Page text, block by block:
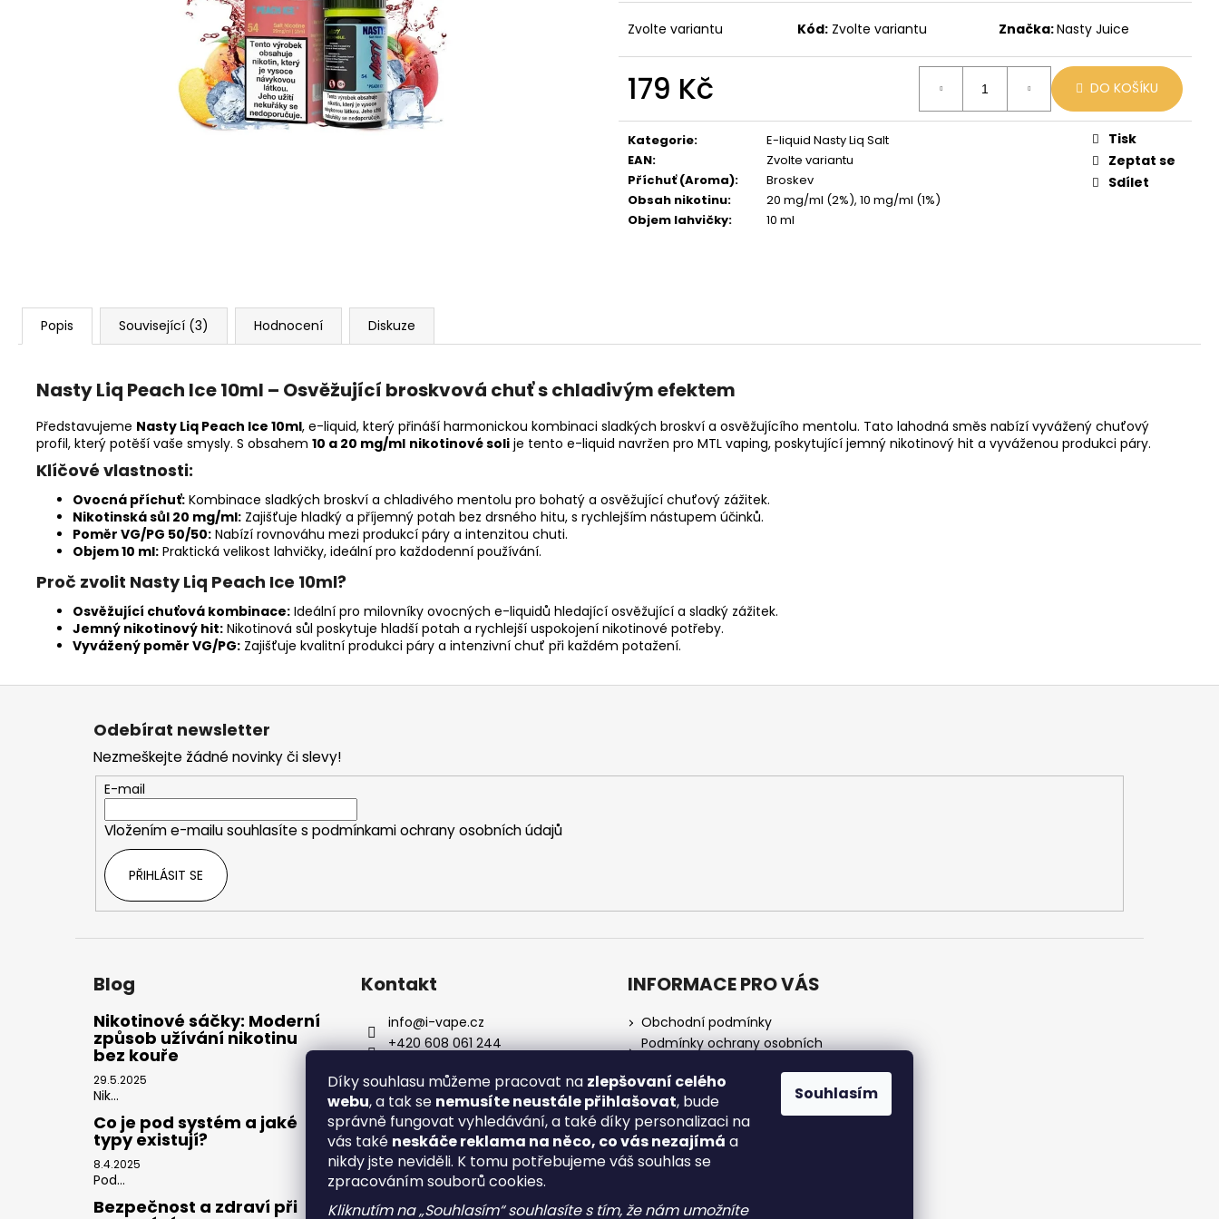
Díky souhlasu můžeme pracovat na zlepšovaní celého
webu, a tak se nemusíte neustále přihlašovat, bude
správně fungovat vyhledávání, a také díky personalizaci na
vás také neskáče reklama na něco, co vás nezajímá a
nikdy jste neviděli. K tomu potřebujeme váš souhlas se
zpracováním souborů cookies.
Kliknutím na „Souhlasím“ souhlasíte s tím, že nám umožníte
Souhlasím
Zvolte variantu Kód: Zvolte variantu Značka:Nasty Juice
179 Kč
cena:
DO KOŠÍKU
Kategorie:
E-liquid Nasty Liq Salt
EAN:
Zvolte variantu
Příchuť (Aroma):
Broskev
Obsah nikotinu:
20 mg/ml (2%), 10 mg/ml (1%)
Objem lahvičky: 10 ml
Tisk
Zeptat se
Sdílet
Popis Související (3) Hodnocení Diskuze
Nasty Liq Peach Ice 10ml – Osvěžující broskvová chuť s chladivým efektem
Představujeme Nasty Liq Peach Ice 10ml, e-liquid, který přináší harmonickou kombinaci sladkých broskví a osvěžujícího mentolu. Tato lahodná směs nabízí vyvážený chuťový
profil, který potěší vaše smysly. S obsahem 10 a 20 mg/ml nikotinové soli je tento e-liquid navržen pro MTL vaping, poskytující jemný nikotinový hit a vyváženou produkci páry.
Klíčové vlastnosti:
Ovocná příchuť: Kombinace sladkých broskví a chladivého mentolu pro bohatý a osvěžující chuťový zážitek.
Nikotinská sůl 20 mg/ml: Zajišťuje hladký a příjemný potah bez drsného hitu, s rychlejším nástupem účinků.
Poměr VG/PG 50/50: Nabízí rovnováhu mezi produkcí páry a intenzitou chuti.
Objem 10 ml: Praktická velikost lahvičky, ideální pro každodenní používání.
Proč zvolit Nasty Liq Peach Ice 10ml?
Osvěžující chuťová kombinace: Ideální pro milovníky ovocných e-liquidů hledající osvěžující a sladký zážitek.
Jemný nikotinový hit: Nikotinová sůl poskytuje hladší potah a rychlejší uspokojení nikotinové potřeby.
Vyvážený poměr VG/PG: Zajišťuje kvalitní produkci páry a intenzivní chuť při každém potažení.
VENIX PRO CAPPUCINO-X
169 Kč
VENIX X2 COLA-X
79 Kč
Původně:
LIO POD SUMMER MIX
59 Kč
Z
Odebírat newsletter
Nezmeškejte žádné novinky či slevy!
E-mail
Vložením e-mailu souhlasíte s podmínkami ochrany osobních údajů
PŘIHLÁSIT SE
Blog
Nikotinové sáčky: Moderní
způsob užívání nikotinu
bez kouře
29.5.2025
Nik...
Co je pod systém a jaké
typy existují?
8.4.2025
Pod...
Bezpečnost a zdraví při
Kontakt
info@i-vape.cz
+420 608 061 244
INFORMACE PRO VÁS
Obchodní podmínky
Podmínky ochrany osobních
O nás
Doprava a platba
Zrušení objednávky
Reklamace a vrácení zboží
Spotřební daň